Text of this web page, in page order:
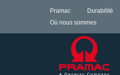
Pramac Durabilité
Où nous sommes